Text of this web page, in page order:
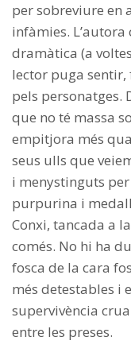
per sobreviure en
infàmies.
dramàtica (a
lector puga
pels personatges.
que no té massa
empitjora més
seus ulls que
i menystinguts
purpurina i
Conxi, tancada a
comés. No hi ha
fosca de la cara
més detestables i
supervivència
entre les preses.